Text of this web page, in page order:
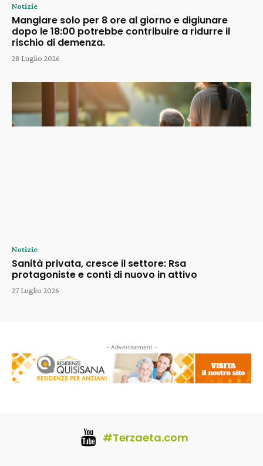
Notizie
Mangiare solo per 8 ore al giorno e digiunare
dopo le 18:00 potrebbe contribuire a ridurre il
rischio di demenza.
28 Luglio 2026
Notizie
Sanità privata, cresce il settore: Rsa
protagoniste e conti di nuovo in attivo
27 Luglio 2026
- Advertisement -
#Terzaeta.com